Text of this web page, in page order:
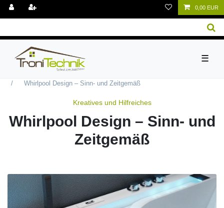
0,00 EUR
☰
Kreatives und Hilfreiches
Whirlpool Design – Sinn- und Zeitgemäß
Kreatives und Hilfreiches
Whirlpool Design – Sinn- und
Zeitgemäß